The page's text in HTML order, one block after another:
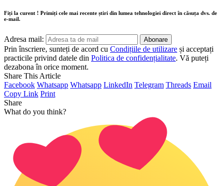
Fiți la curent ! Primiți cele mai recente știri din lumea tehnologiei direct în căsuța dvs. de
e-mail.
Adresa mail:
Prin înscriere, sunteți de acord cu Condițiile de utilizare și acceptați
practicile privind datele din Politica de confidențialitate. Vă puteți
dezabona în orice moment.
Share This Article
Facebook Whatsapp Whatsapp LinkedIn Telegram Threads Email
Copy Link Print
Share
What do you think?